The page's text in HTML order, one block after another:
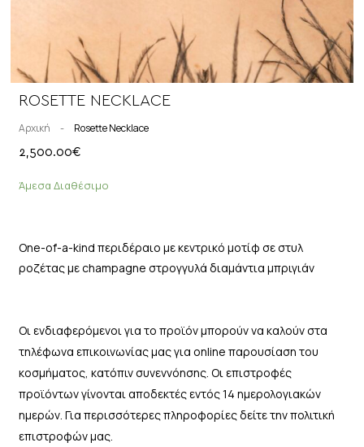
ROSETTE NECKLACE
Αρχική - Rosette Necklace
2,500.00€
Άμεσα Διαθέσιμο
One-of-a-kind περιδέραιο με κεντρικό μοτίφ σε στυλ
ροζέτας με champagne στρογγυλά διαμάντια μπριγιάν
Οι ενδιαφερόμενοι για το προϊόν μπορούν να καλούν στα
τηλέφωνα επικοινωνίας μας για online παρουσίαση του
κοσμήματος, κατόπιν συνεννόησης. Οι επιστροφές
προϊόντων γίνονται αποδεκτές εντός 14 ημερολογιακών
ημερών. Για περισσότερες πληροφορίες δείτε την πολιτική
επιστροφών μας.